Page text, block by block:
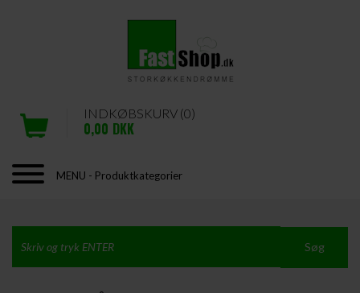
INDKØBSKURV (0)
0,00 DKK
MENU - Produktkategorier